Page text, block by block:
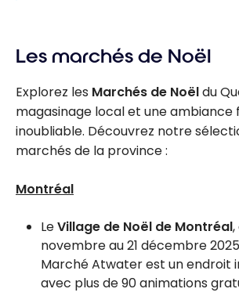
Les marchés de Noël
Explorez les Marchés de Noëldu
magasinage local et une ambiance
inoubliable. Découvrez notre
marchés de la province :
Montréal
LeVillage de Noël de Montréal,
novembre au 21 décembre
Marché Atwater est un endroit
avec plus de 90 animations